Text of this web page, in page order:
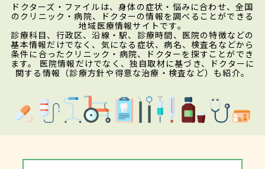
ドクターズ・ファイルは、身体の症状・悩みに合わせ、全国
のクリニック・病院、ドクターの情報を調べることができる
地域医療情報サイトです。
診療科目、行政区、沿線・駅、診療時間、医院の特徴などの
基本情報だけでなく、気になる症状、病名、検査名などから
条件に合ったクリニック・病院、ドクターを探すことができ
ます。 医院情報だけでなく、独自取材に基づき、ドクターに
関する情報（診療方針や得意な治療・検査など）も紹介。